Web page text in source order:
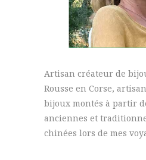
Artisan créateur de
Rousse en Corse,
bijoux montés à partir
anciennes et
chinées lors de mes